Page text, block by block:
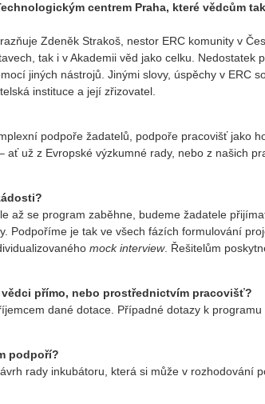
centrem Praha, které vědcům
Zdeněk Strakoš, nestor ERC komunity v
tak i v Akademii věd jako celku. Nedostatek
jiných nástrojů. Jinými slovy, úspěchy v ERC
instituce a její zřizovatel.
podpoře žadatelů, podpoře pracovišť jako
už z Evropské výzkumné rady, nebo z našich
až se program zaběhne, budeme žadatele
Podpoříme je tak ve všech fázích formulování
mock interview. Řešitelům
přímo, nebo prostřednictvím pracovišť?
dané dotace. Případné dotazy k
podpoří?
rady inkubátoru, která si může v rozhodování